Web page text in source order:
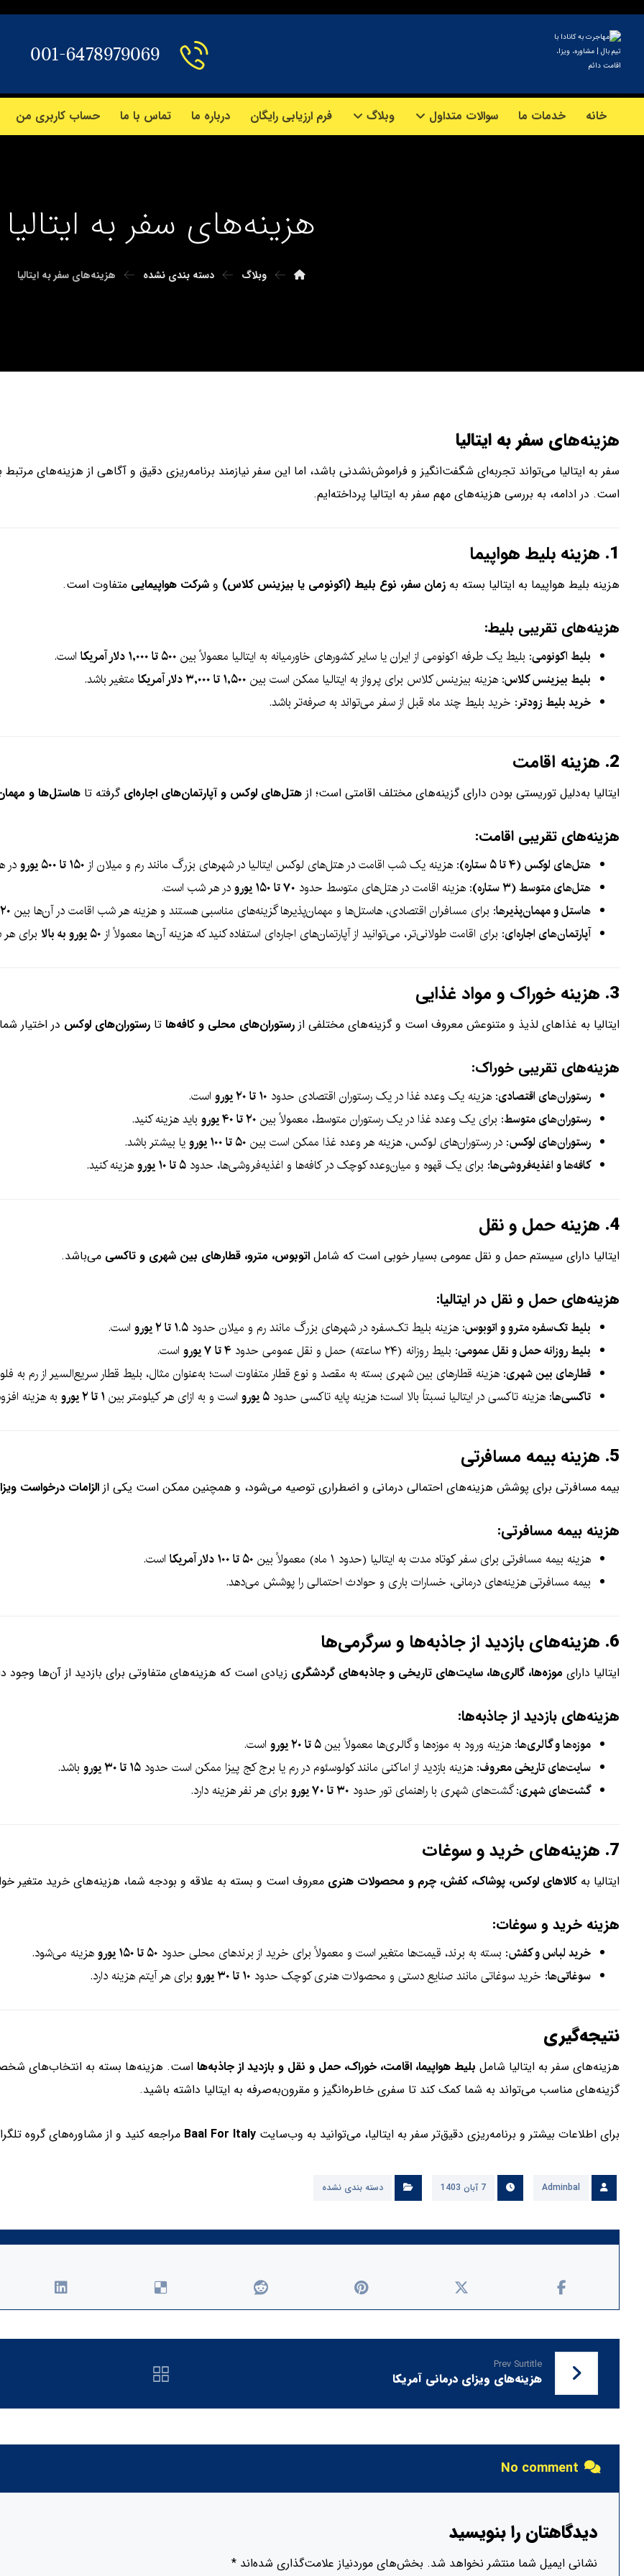
001-6478979069
خانه خدمات ما سوالات متداول وبلاگ فرم ارزیابی رایگان درباره ما تماس با ما حساب کاربری من
هزینه‌های سفر به ایتالیا
وبلاگ دسته بندی نشده هزینه‌های سفر به ایتالیا
هزینه‌های سفر به ایتالیا
سفر به ایتالیا می‌تواند تجربه‌ای شگفت‌انگیز و فراموش‌نشدنی باشد، اما این سفر نیازمند برنامه‌ریزی دقیق و آگاهی از هزینه‌های مرتبط
است. در ادامه، به بررسی هزینه‌های مهم سفر به ایتالیا پرداخته‌ایم.
1. هزینه بلیط هواپیما
هزینه بلیط هواپیما به ایتالیا بسته به زمان سفر، نوع بلیط (اکونومی یا بیزینس کلاس) و شرکت هواپیمایی متفاوت است.
هزینه‌های تقریبی بلیط:
بلیط اکونومی: بلیط یک طرفه اکونومی از ایران یا سایر کشورهای خاورمیانه به ایتالیا معمولاً بین ۵۰۰ تا ۱,۰۰۰ دلار آمریکا
است.
بلیط بیزینس کلاس: هزینه بیزینس کلاس برای پرواز به ایتالیا ممکن است بین ۱,۵۰۰ تا ۳,۰۰۰ دلار آمریکا
متغیر باشد.
خرید بلیط زودتر: خرید بلیط چند ماه قبل از سفر می‌تواند به صرفه‌تر باشد.
2. هزینه اقامت
ایتالیا به‌دلیل توریستی بودن دارای گزینه‌های مختلف اقامتی است؛ از هتل‌های لوکس و آپارتمان‌های اجاره‌ای گرفته تا هاستل‌ها و
هزینه‌های تقریبی اقامت:
هتل‌های لوکس (۴ تا ۵ ستاره) : هزینه یک شب اقامت در هتل‌های لوکس ایتالیا در شهرهای بزرگ مانند رم و میلان از ۱۵۰ تا ۵۰۰ یورو
در
هتل‌های متوسط (۳ ستاره)
: هزینه اقامت در هتل‌های متوسط حدود ۷۰ تا ۱۵۰ یورو
در هر شب است.
هاستل و مهمان‌پذیرها: برای مسافران اقتصادی، هاستل‌ها و مهمان‌پذیرها گزینه‌های مناسبی هستند و هزینه هر شب اقامت در آن‌ها بین ۲۰ تا ۵۰ یورو
آپارتمان‌های اجاره‌ای: برای اقامت طولانی‌تر، می‌توانید از آپارتمان‌های اجاره‌ای استفاده کنید که هزینه آن‌ها معمولاً از ۵۰ یورو به بالا برای
3. هزینه خوراک و مواد غذایی
ایتالیا به غذاهای لذیذ و متنوعش معروف است و گزینه‌های مختلفی از رستوران‌های محلی و کافه‌هاتا رستوران‌های لوکس در اختیار
هزینه‌های تقریبی خوراک:
رستوران‌های اقتصادی: هزینه یک وعده غذا در یک رستوران اقتصادی حدود ۱۰ تا ۲۰ یورو
است.
رستوران‌های متوسط: برای یک وعده غذا در یک رستوران متوسط، معمولاً بین ۲۰ تا ۴۰ یورو
باید هزینه کنید.
رستوران‌های لوکس: در رستوران‌های لوکس، هزینه هر وعده غذا ممکن است بین ۵۰ تا ۱۰۰ یورو
یا بیشتر باشد.
کافه‌ها و اغذیه‌فروشی‌ها: برای یک قهوه و میان‌وعده کوچک در کافه‌ها و اغذیه‌فروشی‌ها، حدود ۵ تا ۱۰ یورو هزینه کنید.
4. هزینه حمل و نقل
ایتالیا دارای سیستم حمل و نقل عمومی بسیار خوبی است که شامل اتوبوس، مترو، قطارهای بین شهری و تاکسی می‌باشد.
هزینه‌های حمل و نقل در ایتالیا:
بلیط تک‌سفره مترو و اتوبوس: هزینه بلیط تک‌سفره در شهرهای بزرگ مانند رم و میلان حدود ۱.۵ تا ۲ یورو
است.
بلیط روزانه حمل و نقل عمومی: بلیط روزانه (۲۴ ساعته) حمل و نقل عمومی حدود ۴ تا ۷ یورو
است.
قطارهای بین شهری: هزینه قطارهای بین شهری بسته به مقصد و نوع قطار متفاوت است؛ به‌عنوان مثال، بلیط قطار سریع‌السیر از رم به
تاکسی‌ها: هزینه تاکسی در ایتالیا نسبتاً بالا است؛ هزینه پایه تاکسی حدود ۵ یورو است و به ازای هر کیلومتر بین ۱ تا ۲ یورو به هزینه
5. هزینه بیمه مسافرتی
بیمه مسافرتی برای پوشش هزینه‌های احتمالی درمانی و اضطراری توصیه می‌شود، و همچنین ممکن است یکی از الزامات درخواست
هزینه بیمه مسافرتی:
هزینه بیمه مسافرتی برای سفر کوتاه مدت به ایتالیا (حدود ۱ ماه) معمولاً بین ۵۰ تا ۱۰۰ دلار آمریکا
است.
بیمه مسافرتی هزینه‌های درمانی، خسارات باری و حوادث احتمالی را پوشش می‌دهد.
6. هزینه‌های بازدید از جاذبه‌ها و سرگرمی‌ها
ایتالیا دارای موزه‌ها، گالری‌ها، سایت‌های تاریخی و جاذبه‌های گردشگری زیادی است که هزینه‌های متفاوتی برای بازدید از آن‌ها وجود
هزینه‌های بازدید از جاذبه‌ها:
موزه‌ها و گالری‌ها: هزینه ورود به موزه‌ها و گالری‌ها معمولاً بین۵ تا ۲۰ یورو
است.
سایت‌های تاریخی معروف: هزینه بازدید از اماکنی مانند کولوسئوم در رم یا برج کج پیزا ممکن است حدود ۱۵ تا ۳۰ یورو
باشد.
گشت‌های شهری: گشت‌های شهری با راهنمای تور حدود ۳۰ تا ۷۰ یورو برای هر نفر هزینه دارد.
7. هزینه‌های خرید و سوغات
ایتالیا به کالاهای لوکس، پوشاک، کفش، چرم و محصولات هنری معروف است و بسته به علاقه و بودجه شما، هزینه‌های خرید متغیر
هزینه خرید و سوغات:
خرید لباس و کفش: بسته به برند، قیمت‌ها متغیر است و معمولاً برای خرید از برندهای محلی حدود ۵۰ تا ۱۵۰ یورو
هزینه می‌شود.
سوغاتی‌ها: خرید سوغاتی مانند صنایع دستی و محصولات هنری کوچک حدود ۱۰ تا ۳۰ یورو برای هر آیتم هزینه دارد.
نتیجه‌گیری
هزینه‌های سفر به ایتالیا شامل بلیط هواپیما، اقامت، خوراک، حمل و نقل و بازدید از جاذبه‌هااست. هزینه‌ها بسته به انتخاب‌های
گزینه‌های مناسب می‌تواند به شما کمک کند تا سفری خاطره‌انگیز و مقرون‌به‌صرفه به ایتالیا داشته باشید.
برای اطلاعات بیشتر و برنامه‌ریزی دقیق‌تر سفر به ایتالیا، می‌توانید به وب‌سایت Baal For Italy مراجعه کنید و از مشاوره‌های گروه
Adminbal 7 آبان 1403 دسته بندی نشده
Prev Surtitle
هزینه‌های ویزای درمانی آمریکا
No comment
دیدگاهتان را بنویسید
نشانی ایمیل شما منتشر نخواهد شد. بخش‌های موردنیاز علامت‌گذاری شده‌اند *